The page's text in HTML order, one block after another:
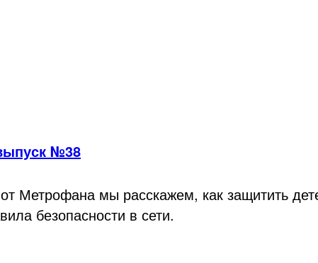
№38
Метрофана мы расскажем, как защитить
безопасности в сети.